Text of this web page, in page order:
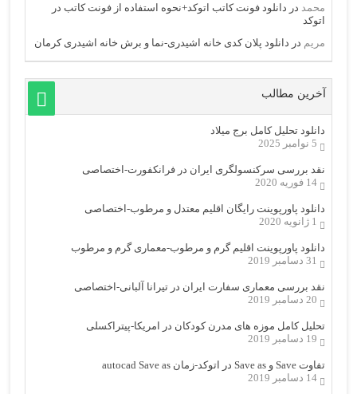
محمد در دانلود فونت کاتب اتوکد+نحوه استفاده از فونت کاتب در
اتوکد
مریم در دانلود پلان کدی خانه اشیدری-نما و برش خانه اشیدری کرمان
آخرین مطالب
دانلود تحلیل کامل برج میلاد
5 نوامبر 2025
نقد بررسی سرکنسولگری ایران در فرانکفورت-اختصاصی
14 فوریه 2020
دانلود پاورپوینت رایگان اقلیم معتدل و مرطوب-اختصاصی
1 ژانویه 2020
دانلود پاورپوینت اقلیم گرم و مرطوب-معماری گرم و مرطوب
31 دسامبر 2019
نقد بررسی معماری سفارت ایران در تیرانا آلبانی-اختصاصی
20 دسامبر 2019
تحلیل کامل موزه های مدرن کودکان در امریکا-پیتراکسلی
19 دسامبر 2019
تفاوت Save و Save as در اتوکد-زمان autocad Save as
14 دسامبر 2019